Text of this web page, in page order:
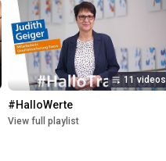
11 videos
#HalloWerte
View full playlist